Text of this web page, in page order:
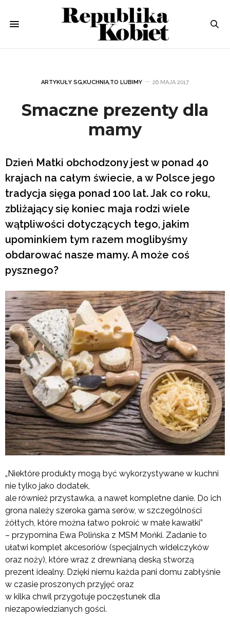
ARTYKUŁY SG,KUCHNIA,TO LUBIMY 26 MAJA 2017
Smaczne prezenty dla
mamy
Dzień Matki obchodzony jest w ponad 40
krajach na całym świecie, a w Polsce jego
tradycja sięga ponad 100 lat. Jak co roku,
zbliżający się koniec maja rodzi wiele
wątpliwości dotyczących tego, jakim
upominkiem tym razem moglibyśmy
obdarować nasze mamy. A może coś
pysznego?
„Niektóre produkty mogą być wykorzystywane w kuchni
nie tylko jako dodatek,
ale również przystawka, a nawet kompletne danie. Do ich
grona należy szeroka gama serów, w szczególności
żółtych, które można łatwo pokroić w małe kawałki”
– przypomina Ewa Polińska z MSM Mońki. Zadanie to
ułatwi komplet akcesoriów (specjalnych widelczyków
oraz noży), które wraz z drewnianą deską stworzą
prezent idealny. Dzięki niemu każda pani domu zabłyśnie
w czasie proszonych przyjęć oraz
w kilka chwil przygotuje poczęstunek dla
niezapowiedzianych gości.